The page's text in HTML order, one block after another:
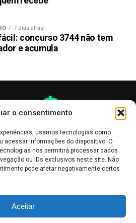
o consentimento
usamos tecnologias como
acessar informações do dispositivo. O
nos permitirá processar dados
ou IDs exclusivos neste site. Não
pode afetar negativamente certos
Aceitar
7 dias atrás
concurso 3744 não tem
e acumula
boletins de divulgação, e não devem ser
de investimento.Leia mais